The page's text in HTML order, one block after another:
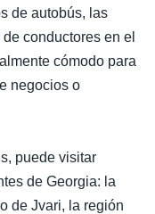
de autobús, las
conductores en el
cómodo para
negocios o
puede visitar
de Georgia: la
de Jvari, la región